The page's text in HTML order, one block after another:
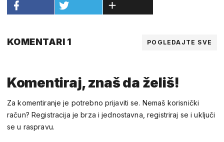
KOMENTARI 1 POGLEDAJTE SVE
Komentiraj, znaš da želiš!
Za komentiranje je potrebno prijaviti se. Nemaš korisnički
račun? Registracija je brza i jednostavna, registriraj se i uključi
se u raspravu.